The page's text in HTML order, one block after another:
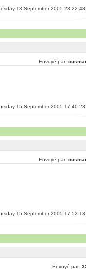
13 September 2005 23:22:48
Envoyé par:
15 September 2005 17:40:23
Envoyé par:
15 September 2005 17:52:13
Envoyé par: